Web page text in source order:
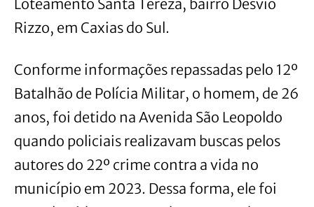
Loteamento Santa Tereza, bairro Desvio
Rizzo, em Caxias do Sul.
Conforme informações repassadas pelo 12º
Batalhão de Polícia Militar, o homem, de 26
anos, foi detido na Avenida São Leopoldo
quando policiais realizavam buscas pelos
autores do 22º crime contra a vida no
município em 2023. Dessa forma, ele foi